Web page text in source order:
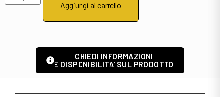
Aggiungi al carrello
CHIEDI INFORMAZIONI
E DISPONIBILITA' SUL PRODOTTO